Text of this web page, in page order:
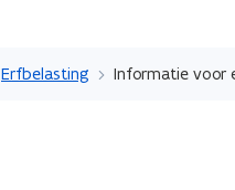
Erfbelasting Informatie voor